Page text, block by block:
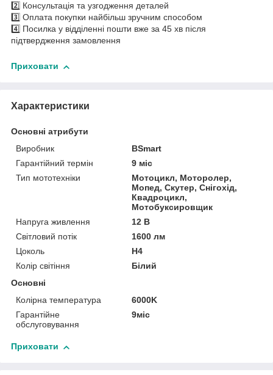
2️⃣ Консультація та узгодження деталей
3️⃣ Оплата покупки найбільш зручним способом
4️⃣ Посилка у відділенні пошти вже за 45 хв після
підтвердження замовлення
Приховати
Характеристики
Основні атрибути
Виробник
BSmart
Гарантійний термін
9 міс
Тип мототехніки
Мотоцикл, Моторолер,
Мопед, Скутер, Снігохід,
Квадроцикл,
Мотобуксировщик
Напруга живлення
12 В
Світловий потік
1600 лм
Цоколь
H4
Колір світіння
Білий
Основні
Колірна температура
6000K
Гарантійне
обслуговування
9міс
Приховати